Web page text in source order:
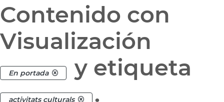
Contenido con
Visualización
En portada y etiqueta
activitats culturals .